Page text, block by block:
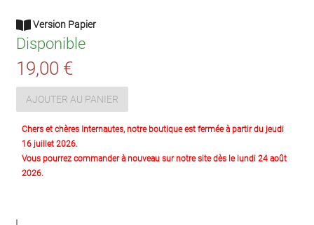
Version Papier
Disponible
19,00 €
AJOUTER AU PANIER
Chers et chères Internautes, notre boutique est fermée à partir du jeudi
16 juillet 2026.
Vous pourrez commander à nouveau sur notre site dès le lundi 24 août
2026.